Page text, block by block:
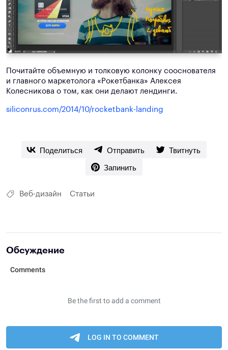
Почитайте объемную и толковую колонку сооснователя
и главного маркетолога «Рокетбанка» Алексея
Колесникова о том, как они делают лендинги.
siliconrus.com/2014/10/rocketbank-landing
Поделиться Отправить
Твитнуть
Запинить
Веб-дизайн Статьи
Обсуждение